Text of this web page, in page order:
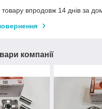
впродовж 14 днів за
компанії